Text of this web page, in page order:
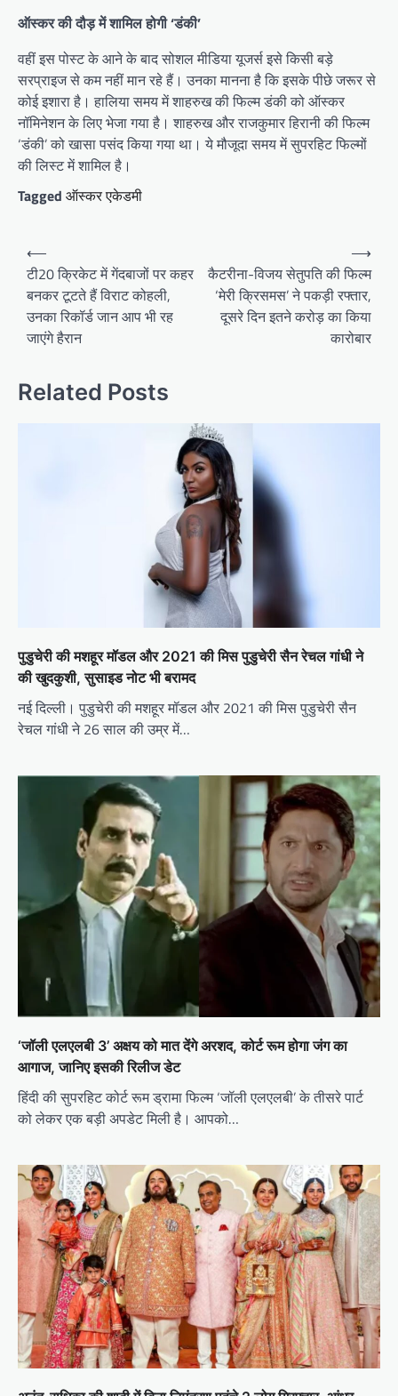
ऑस्कर की दौड़ में शामिल होगी ‘डंकी’
वहीं इस पोस्ट के आने के बाद सोशल मीडिया यूजर्स इसे किसी बड़े
सरप्राइज से कम नहीं मान रहे हैं। उनका मानना है कि इसके पीछे जरूर से
कोई इशारा है। हालिया समय में शाहरुख की फिल्म डंकी को ऑस्कर
नॉमिनेशन के लिए भेजा गया है। शाहरुख और राजकुमार हिरानी की फिल्म
‘डंकी’ को खासा पसंद किया गया था। ये मौजूदा समय में सुपरहिट फिल्मों
की लिस्ट में शामिल है।
Tagged ऑस्कर एकेडमी
Post
navigation
⟵
टी20 क्रिकेट में गेंदबाजों पर कहर
बनकर टूटते हैं विराट कोहली,
उनका रिकॉर्ड जान आप भी रह
जाएंगे हैरान
कैटरीना-विजय सेतुपति की फिल्म
‘मेरी क्रिसमस’ ने पकड़ी रफ्तार,
दूसरे दिन इतने करोड़ का किया
कारोबार
⟶
Related Posts
पुडुचेरी की मशहूर मॉडल और 2021 की मिस पुडुचेरी सैन रेचल गांधी ने
की खुदकुशी, सुसाइड नोट भी बरामद
नई दिल्ली। पुडुचेरी की मशहूर मॉडल और 2021 की मिस पुडुचेरी सैन
रेचल गांधी ने 26 साल की उम्र में…
‘जॉली एलएलबी 3’ अक्षय को मात देंगे अरशद, कोर्ट रूम होगा जंग का
आगाज, जानिए इसकी रिलीज डेट
हिंदी की सुपरहिट कोर्ट रूम ड्रामा फिल्म ‘जॉली एलएलबी’ के तीसरे पार्ट
को लेकर एक बड़ी अपडेट मिली है। आपको…